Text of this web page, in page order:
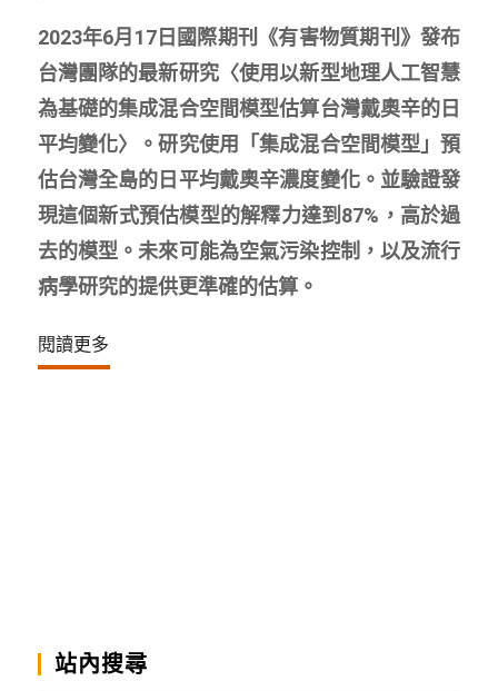
2023年6月17日國際期刊《有害物質期刊》發布
台灣團隊的最新研究〈使用以新型地理人工智慧
為基礎的集成混合空間模型估算台灣戴奧辛的日
平均變化〉。研究使用「集成混合空間模型」預
估台灣全島的日平均戴奧辛濃度變化。並驗證發
現這個新式預估模型的解釋力達到87%，高於過
去的模型。未來可能為空氣污染控制，以及流行
病學研究的提供更準確的估算。
閱讀更多
站內搜尋